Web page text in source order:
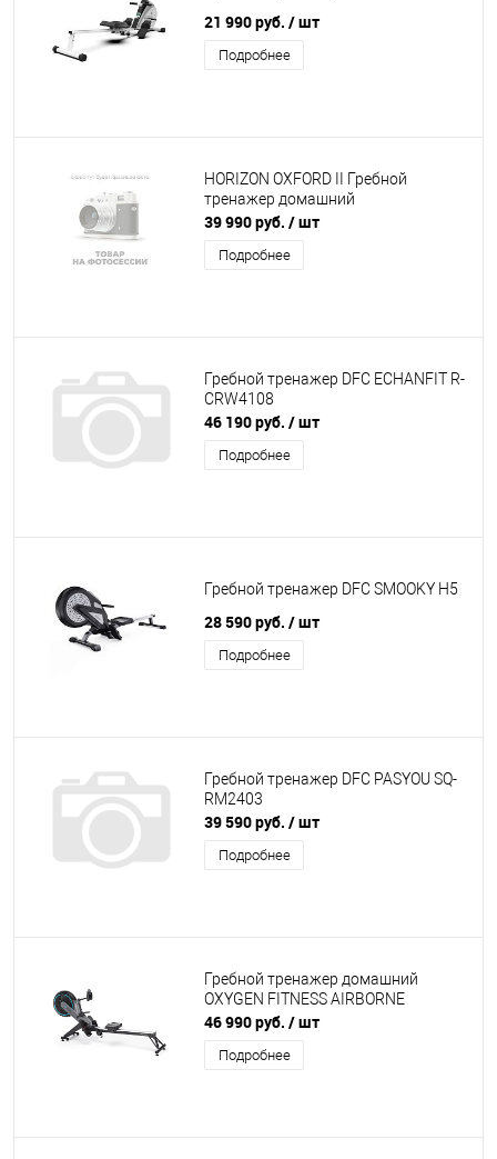
21 990 руб. / шт
Подробнее
HORIZON OXFORD II Гребной
тренажер домашний
39 990 руб. / шт
Подробнее
Гребной тренажер DFC ECHANFIT R-
CRW4108
46 190 руб. / шт
Подробнее
Гребной тренажер DFC SMOOKY H5
28 590 руб. / шт
Подробнее
Гребной тренажер DFC PASYOU SQ-
RM2403
39 590 руб. / шт
Подробнее
Гребной тренажер домашний
OXYGEN FITNESS AIRBORNE
46 990 руб. / шт
Подробнее